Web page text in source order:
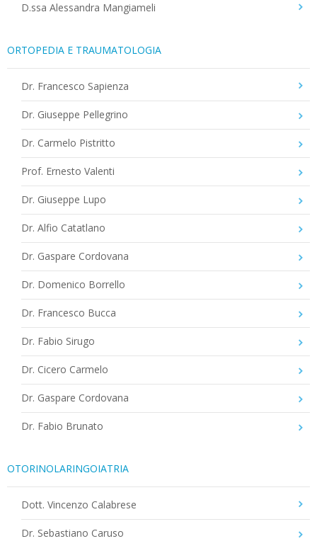
D.ssa Alessandra Mangiameli
ORTOPEDIA E TRAUMATOLOGIA
Dr. Francesco Sapienza
Dr. Giuseppe Pellegrino
Dr. Carmelo Pistritto
Prof. Ernesto Valenti
Dr. Giuseppe Lupo
Dr. Alfio Catatlano
Dr. Gaspare Cordovana
Dr. Domenico Borrello
Dr. Francesco Bucca
Dr. Fabio Sirugo
Dr. Cicero Carmelo
Dr. Gaspare Cordovana
Dr. Fabio Brunato
OTORINOLARINGOIATRIA
Dott. Vincenzo Calabrese
Dr. Sebastiano Caruso